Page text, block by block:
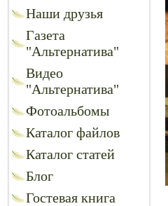
Наши друзья
Газета
"Альтернатива"
Видео
"Альтернатива"
Фотоальбомы
Каталог файлов
Каталог статей
Блог
Гостевая книга